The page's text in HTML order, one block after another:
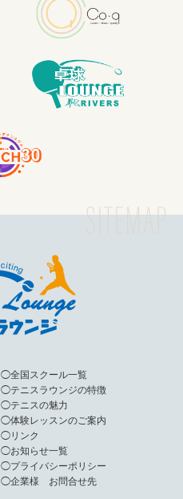
◯全国スクール一覧
◯テニスラウンジの特徴
◯テニスの魅力
◯体験レッスンのご案内
◯リンク
◯お知らせ一覧
◯プライバシーポリシー
◯企業様 お問合せ先